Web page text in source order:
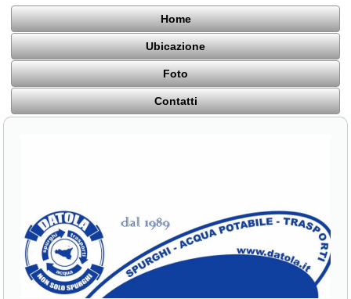
Home
Ubicazione
Foto
Contatti